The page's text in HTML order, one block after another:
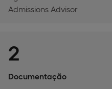
Admissions Advisor
2
Documentação